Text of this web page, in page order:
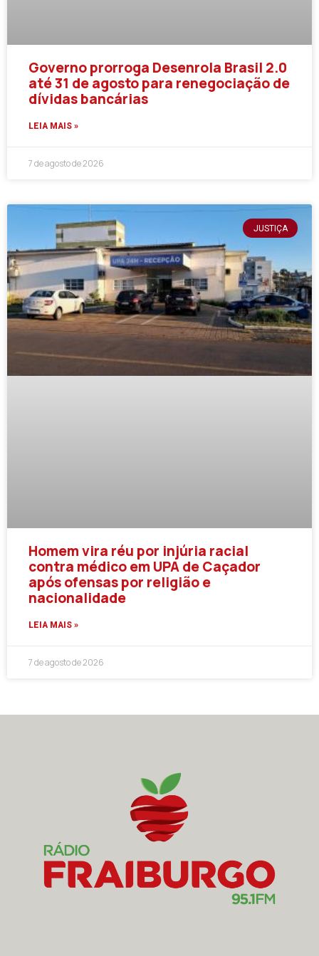
Governo prorroga Desenrola Brasil 2.0
até 31 de agosto para renegociação de
dívidas bancárias
LEIA MAIS »
7 de agosto de 2026
JUSTIÇA
Homem vira réu por injúria racial
contra médico em UPA de Caçador
após ofensas por religião e
nacionalidade
LEIA MAIS »
7 de agosto de 2026